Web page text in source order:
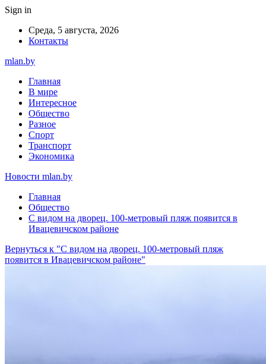
Sign in
Среда, 5 августа, 2026
Контакты
mlan.by
Главная
В мире
Интересное
Общество
Разное
Спорт
Транспорт
Экономика
Новости mlan.by
Главная
Общество
С видом на дворец. 100-метровый пляж появится в
Ивацевичском районе
Вернуться к "С видом на дворец. 100-метровый пляж
появится в Ивацевичском районе"